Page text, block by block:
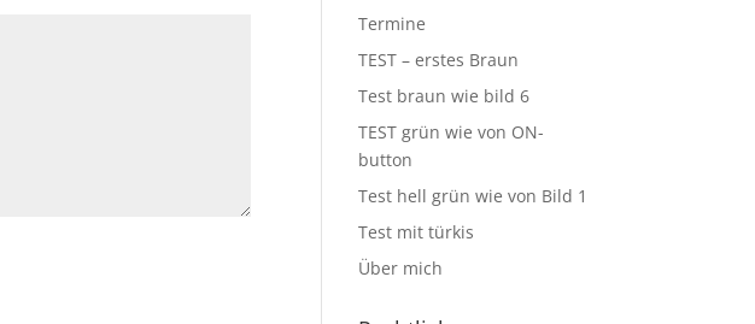
Termine
TEST – erstes Braun
Test braun wie bild 6
TEST grün wie von ON-
button
Test hell grün wie von Bild 1
Test mit türkis
Über mich